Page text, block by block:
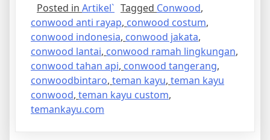
Posted in Artikel` Tagged Conwood,
conwood anti rayap, conwood costum,
conwood indonesia, conwood jakata,
conwood lantai, conwood ramah lingkungan,
conwood tahan api, conwood tangerang,
conwoodbintaro, teman kayu, teman kayu
conwood, teman kayu custom,
temankayu.com